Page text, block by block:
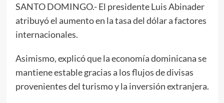
SANTO DOMINGO.- El presidente Luis Abinader
atribuyó el aumento en la tasa del dólar a factores
internacionales.
Asimismo, explicó que la economía dominicana se
mantiene estable gracias a los flujos de divisas
provenientes del turismo y la inversión extranjera.